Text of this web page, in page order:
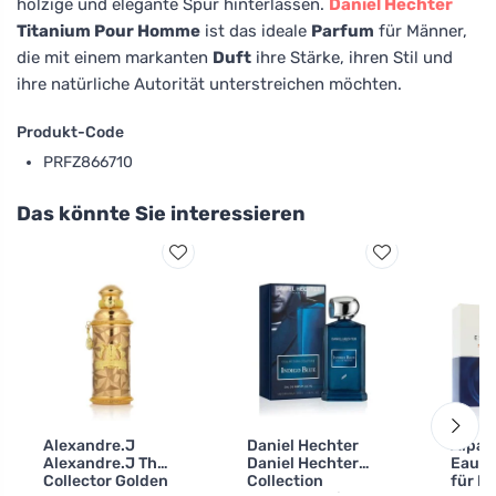
Titanium Pour Homme ist das ideale Parfum für Männer,
die mit einem markanten Duft ihre Stärke, ihren Stil und
ihre natürliche Autorität unterstreichen möchten.
Produkt-Code
PRFZ866710
Das könnte Sie interessieren
Alexandre.J
Alexandre.J The
Collector Golden
Daniel Hechter
Daniel Hechter
Collection
Alpa
Eau
für